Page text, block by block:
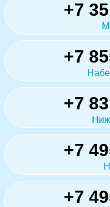
+7
+7
+7
+7
+7